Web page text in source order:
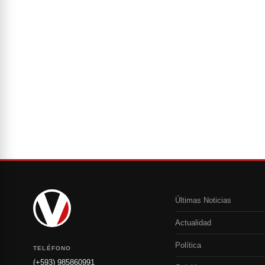
TELÉFONO
(+593) 985860991
Últimas Noticias
Actualidad
Política